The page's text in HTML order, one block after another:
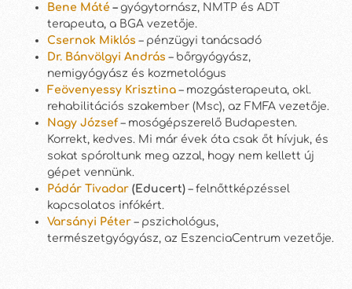
Bene Máté – gyógytornász, NMTP és ADT
terapeuta, a BGA vezetője.
Csernok Miklós – pénzügyi tanácsadó
Dr. Bánvölgyi András – bőrgyógyász,
nemigyógyász és kozmetológus
Feövenyessy Krisztina – mozgásterapeuta, okl.
rehabilitációs szakember (Msc), az FMFA vezetője.
Nagy József– mosógépszerelő Budapesten.
Korrekt, kedves. Mi már évek óta csak őt hívjuk, és
sokat spóroltunk meg azzal, hogy nem kellett új
gépet vennünk.
Pádár Tivadar (Educert)– felnőttképzéssel
kapcsolatos infókért.
Varsányi Péter – pszichológus,
természetgyógyász, az EszenciaCentrum vezetője.